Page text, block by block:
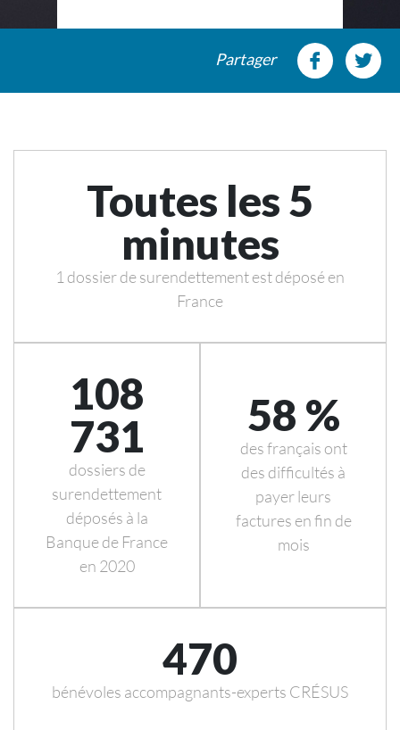
Partager
Toutes les 5
minutes
1 dossier de surendettement est déposé en
France
108
731
dossiers de
surendettement
déposés à la
Banque de France
en 2020
58 %
des français ont
des difficultés à
payer leurs
factures en fin de
mois
470
bénévoles accompagnants-experts CRÉSUS